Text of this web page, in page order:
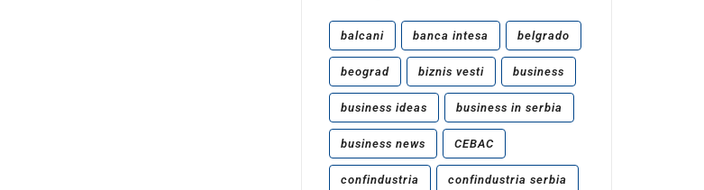
balcani banca intesa belgrado
beograd biznis vesti business
business ideas business in serbia
business news CEBAC
confindustria confindustria serbia